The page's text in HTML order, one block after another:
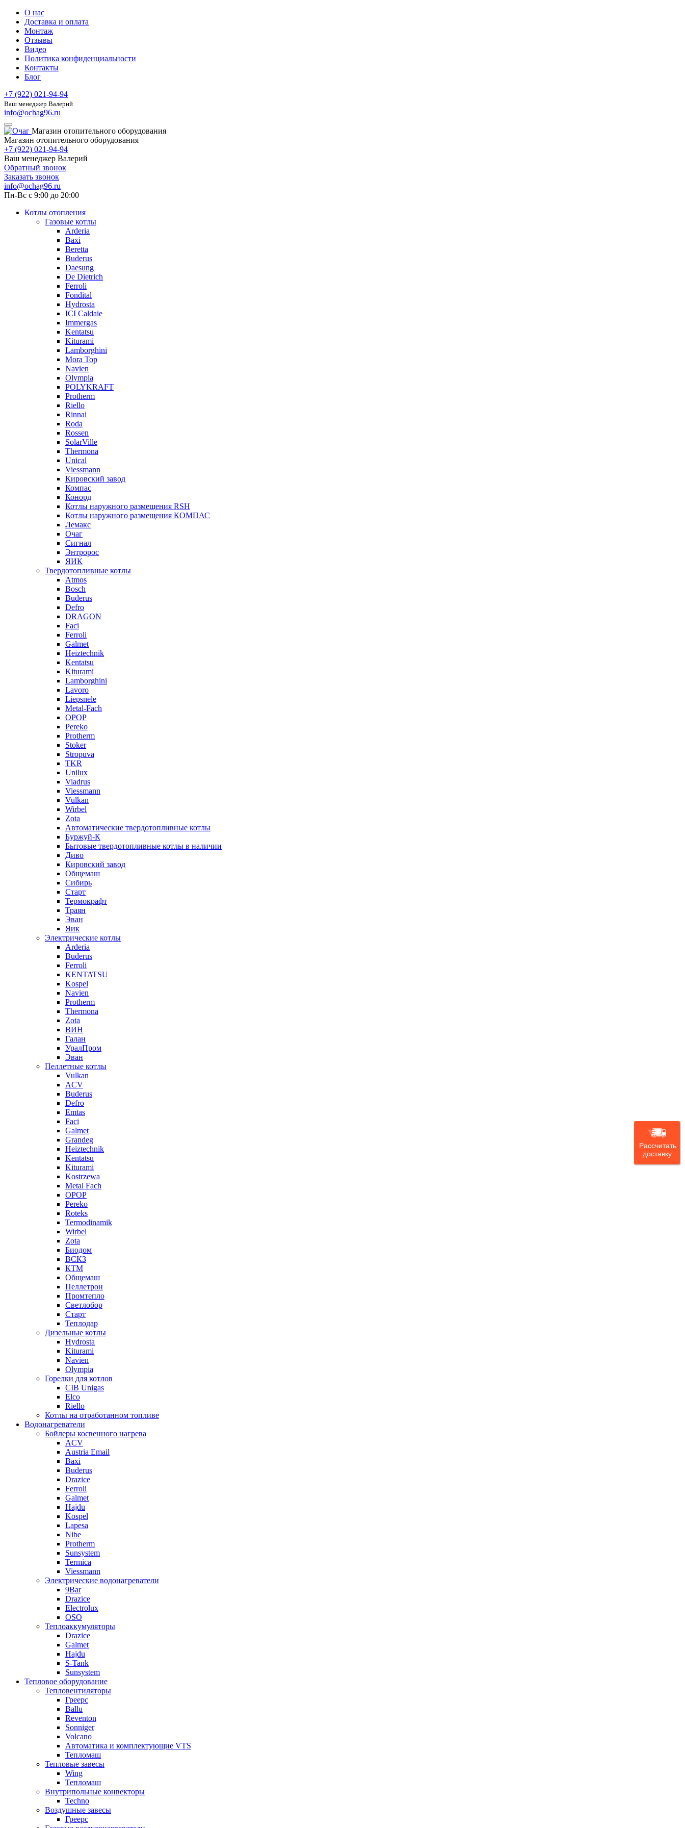
О нас
Доставка и оплата
Монтаж
Отзывы
Видео
Политика конфиденциальности
Контакты
Блог
+7 (922) 021-94-94
Ваш менеджер Валерий
info@ochag96.ru
Магазин отопительного оборудования
Магазин отопительного оборудования
+7 (922) 021-94-94
Ваш менеджер Валерий
Обратный звонок
Заказать звонок
info@ochag96.ru
Пн-Вс с 9:00 до 20:00
Котлы отопления
Газовые котлы
Arderia
Baxi
Beretta
Buderus
Daesung
De Dietrich
Ferroli
Fondital
Hydrosta
ICI Caldaie
Immergas
Kentatsu
Kiturami
Lamborghini
Mora Top
Navien
Olympia
POLYKRAFT
Protherm
Riello
Rinnai
Roda
Rossen
SolarVille
Thermona
Unical
Viessmann
Кировский завод
Компас
Конорд
Котлы наружного размещения RSH
Котлы наружного размещения КОМПАС
Лемакс
Очаг
Сигнал
Энтророс
ЯИК
Твердотопливные котлы
Atmos
Bosch
Buderus
Defro
DRAGON
Faci
Ferroli
Galmet
Heiztechnik
Kentatsu
Kiturami
Lamborghini
Lavoro
Liepsnele
Metal-Fach
OPOP
Pereko
Protherm
Stoker
Stropuva
TKR
Unilux
Viadrus
Viessmann
Vulkan
Wirbel
Zota
Автоматические твердотопливные котлы
Буржуй-К
Бытовые твердотопливные котлы в наличии
Диво
Кировский завод
Общемаш
Сибирь
Старт
Термокрафт
Траян
Эван
Яик
Электрические котлы
Arderia
Buderus
Ferroli
KENTATSU
Kospel
Navien
Protherm
Thermona
Zota
ВИН
Галан
УралПром
Эван
Пеллетные котлы
Vulkan
ACV
Buderus
Defro
Emtas
Faci
Galmet
Grandeg
Heiztechnik
Kentatsu
Kiturami
Kostrzewa
Metal Fach
OPOP
Pereko
Roteks
Termodinamik
Wirbel
Zota
Биодом
ВСКЗ
КТМ
Общемаш
Пеллетрон
Промтепло
Светлобор
Старт
Теплодар
Дизельные котлы
Hydrosta
Kiturami
Navien
Olympia
Горелки для котлов
CIB Unigas
Elco
Riello
Котлы на отработанном топливе
Водонагреватели
Бойлеры косвенного нагрева
ACV
Austria Email
Baxi
Buderus
Drazice
Ferroli
Galmet
Hajdu
Kospel
Lapesa
Nibe
Protherm
Sunsystem
Termica
Viessmann
Электрические водонагреватели
9Bar
Drazice
Electrolux
OSO
Теплоаккумуляторы
Drazice
Galmet
Hajdu
S-Tank
Sunsystem
Тепловое оборудование
Тепловентиляторы
Греерс
Ballu
Reventon
Sonniger
Volcano
Автоматика и комплектующие VTS
Тепломаш
Тепловые завесы
Wing
Тепломаш
Внутрипольные конвекторы
Techno
Воздушные завесы
Греерс
Рассчитать
доставку